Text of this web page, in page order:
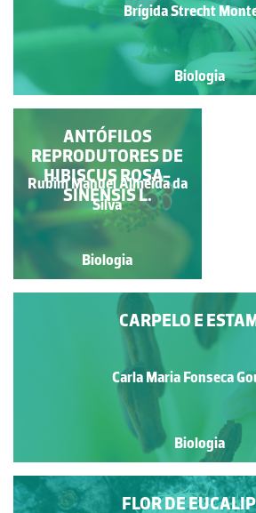
Brígida Strecht
Biologia
CAMPSIS RADICANS
SEEM. (TROMBETA OU
BIGNÓNIA-
VERMELHA)
Carla Maria Fonseca
Gouveia
Biologia
CARPELO E
Carla Maria Fonseca
Biologia
ANTÓFILOS
REPRODUTORES DE
HIBISCUS ROSA-
SINENSIS L.
Rubim Manuel Almeida da
Silva
Biologia
FLOR DE